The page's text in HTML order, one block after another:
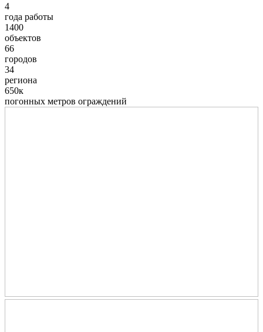
4
года работы
1400
объектов
66
городов
34
региона
650к
погонных метров ограждений